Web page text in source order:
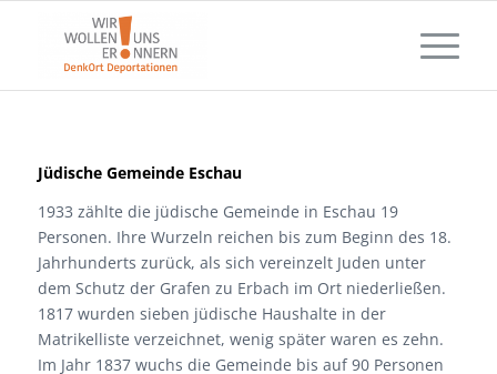
Jüdische Gemeinde Eschau
1933 zählte die jüdische Gemeinde in Eschau 19
Personen. Ihre Wurzeln reichen bis zum Beginn des 18.
Jahrhunderts zurück, als sich vereinzelt Juden unter
dem Schutz der Grafen zu Erbach im Ort niederließen.
1817 wurden sieben jüdische Haushalte in der
Matrikelliste verzeichnet, wenig später waren es zehn.
Im Jahr 1837 wuchs die Gemeinde bis auf 90 Personen